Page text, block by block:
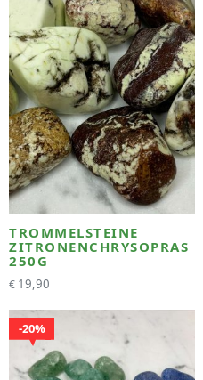
TROMMELSTEINE
ZITRONENCHRYSOPRAS
250G
€ 19,90
20%